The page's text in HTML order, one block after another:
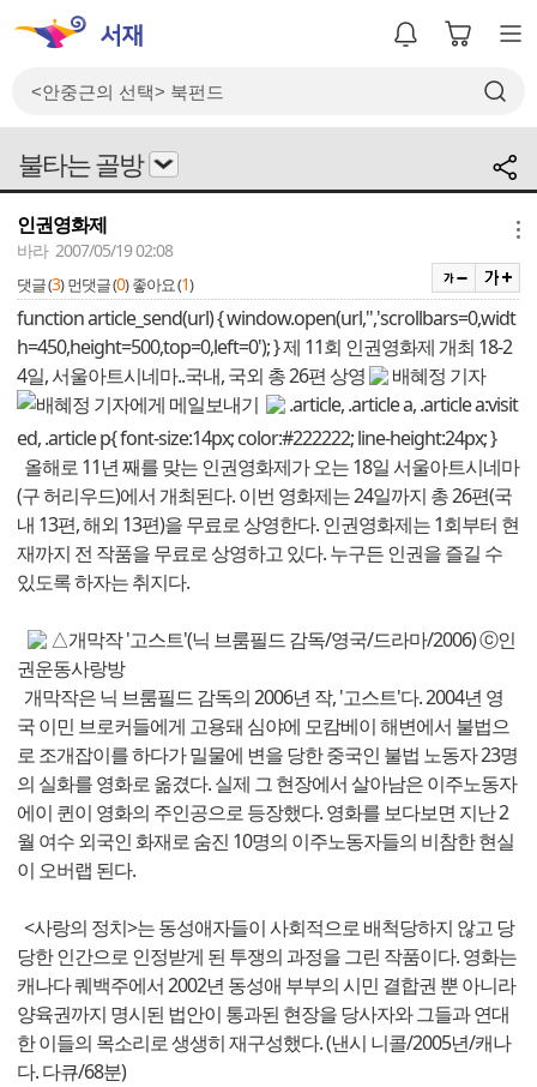
불타는 골방
인권영화제
바라 2007/05/19 02:08
댓글 (3) 먼댓글 (0) 좋아요 (1)
function article_send(url) { window.open(url,'','scrollbars=0,widt
h=450,height=500,top=0,left=0'); }제 11회 인권영화제 개최 18-2
4일, 서울아트시네마..국내, 국외 총 26편 상영
배혜정 기자
.article, .article a, .article a:visit
ed, .article p{ font-size:14px; color:#222222; line-height:24px; }
올해로 11년 째를 맞는 인권영화제가 오는 18일 서울아트시네마
(구 허리우드)에서 개최된다. 이번 영화제는 24일까지 총 26편(국
내 13편, 해외 13편)을 무료로 상영한다. 인권영화제는 1회부터 현
재까지 전 작품을 무료로 상영하고 있다. 누구든 인권을 즐길 수
있도록 하자는 취지다.
△개막작 '고스트'(닉 브룸필드 감독/영국/드라마/2006) ⓒ인
권운동사랑방
개막작은 닉 브룸필드 감독의 2006년 작, '고스트'다. 2004년 영
국 이민 브로커들에게 고용돼 심야에 모캄베이 해변에서 불법으
로 조개잡이를 하다가 밀물에 변을 당한 중국인 불법 노동자 23명
의 실화를 영화로 옮겼다. 실제 그 현장에서 살아남은 이주노동자
에이 퀸이 영화의 주인공으로 등장했다. 영화를 보다보면 지난 2
월 여수 외국인 화재로 숨진 10명의 이주노동자들의 비참한 현실
이 오버랩 된다.
<사랑의 정치>는 동성애자들이 사회적으로 배척당하지 않고 당
당한 인간으로 인정받게 된 투쟁의 과정을 그린 작품이다. 영화는
캐나다 퀘백주에서 2002년 동성애 부부의 시민 결합권 뿐 아니라
양육권까지 명시된 법안이 통과된 현장을 당사자와 그들과 연대
한 이들의 목소리로 생생히 재구성했다. (낸시 니콜/2005년/캐나
다. 다큐/68분)